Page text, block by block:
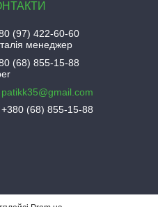
(97) 422-60-60
менеджер
(68) 855-15-88
patikk35@gmail.com
+380 (68) 855-15-88